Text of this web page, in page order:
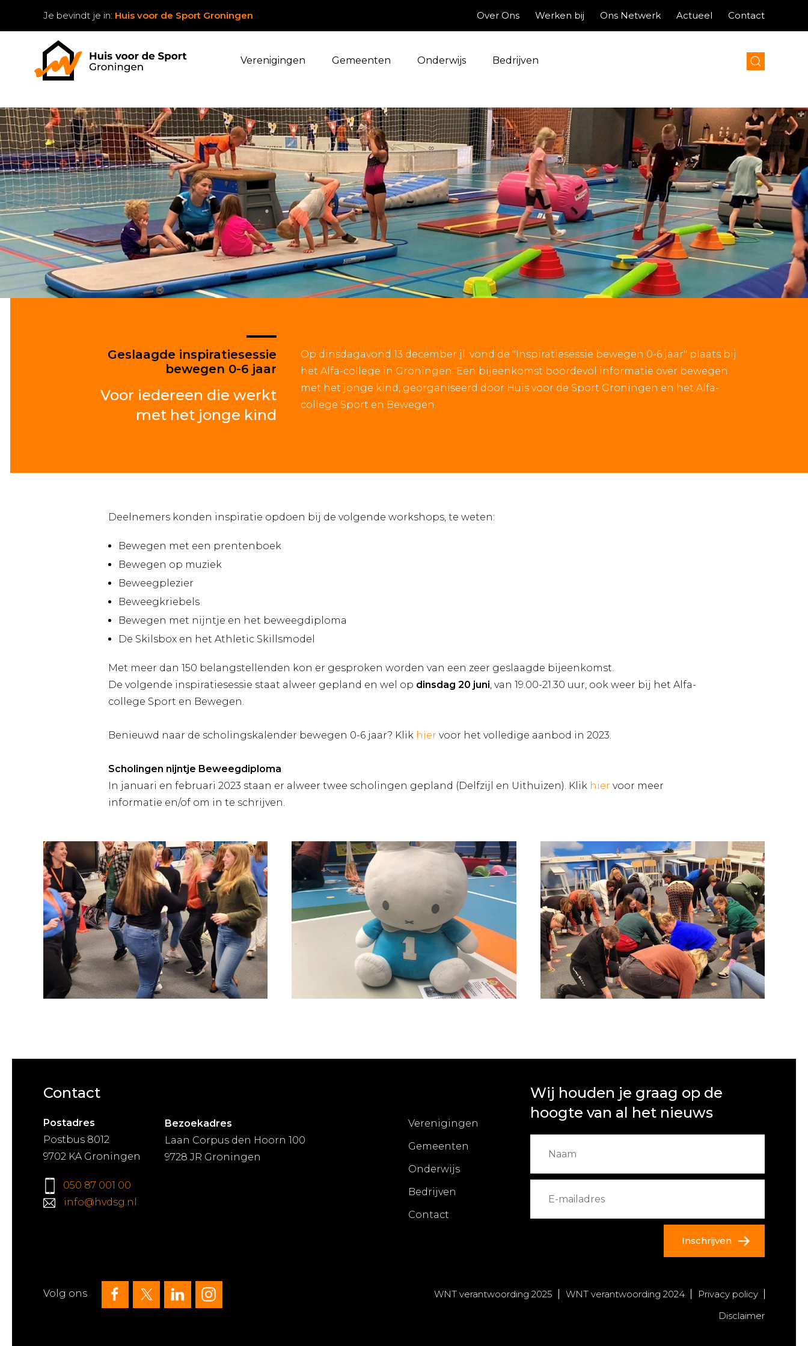
Je bevindt je in: Huis voor de Sport Groningen Over Ons Werken bij Ons Netwerk Actueel Contact
Verenigingen Gemeenten Onderwijs Bedrijven
Geslaagde inspiratiesessie
bewegen 0-6 jaar
Voor iedereen die werkt
met het jonge kind
Op dinsdagavond 13 december jl. vond de "Inspiratiesessie bewegen 0-6 jaar" plaats bij
het Alfa-college in Groningen. Een bijeenkomst boordevol informatie over bewegen
met het jonge kind, georganiseerd door Huis voor de Sport Groningen en het Alfa-
college Sport en Bewegen.
Deelnemers konden inspiratie opdoen bij de volgende workshops, te weten:
Bewegen met een prentenboek
Bewegen op muziek
Beweegplezier
Beweegkriebels
Bewegen met nijntje en het beweegdiploma
De Skilsbox en het Athletic Skillsmodel
Met meer dan 150 belangstellenden kon er gesproken worden van een zeer geslaagde bijeenkomst.
De volgende inspiratiesessie staat alweer gepland en wel op dinsdag 20 juni, van 19.00-21.30 uur, ook weer bij het Alfa-
college Sport en Bewegen.
Benieuwd naar de scholingskalender bewegen 0-6 jaar? Klik hier voor het volledige aanbod in 2023.
Scholingen nijntje Beweegdiploma
In januari en februari 2023 staan er alweer twee scholingen gepland (Delfzijl en Uithuizen). Klik hier voor meer
informatie en/of om in te schrijven.
Contact
Postadres
Postbus 8012
9702 KA Groningen
050 87 001 00
info@hvdsg.nl
Bezoekadres
Laan Corpus den Hoorn 100
9728 JR Groningen
Verenigingen
Gemeenten
Onderwijs
Bedrijven
Contact
Wij houden je graag op de
hoogte van al het nieuws
Inschrijven
Volg ons WNT verantwoording 2025 WNT verantwoording 2024
Privacy policy
Disclaimer